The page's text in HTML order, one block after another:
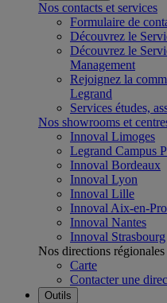
Nos contacts et services
Formulaire de
Découvrez le
Découvrez le
Management
Rejoignez la
Legrand
Services études,
Nos showrooms et
Innoval Limoges
Legrand Campus
Innoval Bordeaux
Innoval Lyon
Innoval Lille
Innoval Aix-en-
Innoval Nantes
Innoval Strasbourg
Nos directions régionales
Carte
Contacter une
Outils